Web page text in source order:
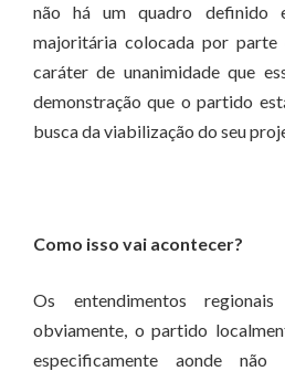
não há um quadro definido
majoritária colocada por parte
caráter de unanimidade que
demonstração que o partido
busca da viabilização do seu
Como isso vai acontecer?
Os entendimentos
obviamente, o partido
especificamente aonde